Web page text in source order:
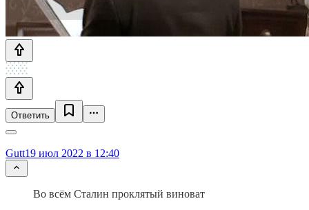
Ответить
Gutt19 июл 2022 в 12:40
Во всём Сталин проклятый виноват